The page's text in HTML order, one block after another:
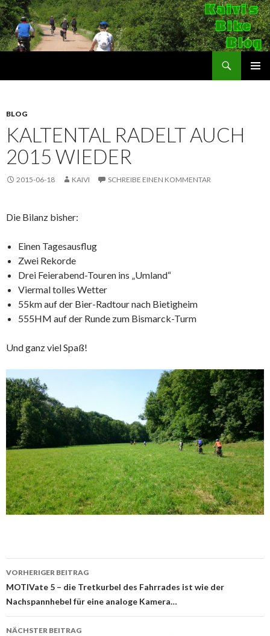
BLOG
KALTENTAL RADELT AUCH
2015 WIEDER
2015-06-18 KAIVI SCHREIBE EINEN KOMMENTAR
Die Bilanz bisher:
Einen Tagesausflug
Zwei Rekorde
Drei Feierabend-Touren ins „Umland“
Viermal tolles Wetter
55km auf der Bier-Radtour nach Bietigheim
555HM auf der Runde zum Bismarck-Turm
Und ganz viel Spaß!
Beitrags-
Navigation
VORHERIGER BEITRAG
MOTIVate 5 – die Tretkurbel des Fahrrades ist wie der
Nachspannhebel für eine analoge Kamera…
NÄCHSTER BEITRAG